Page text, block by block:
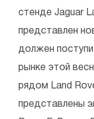
стенде Jaguar
представлен
должен
рынке этой
рядом Land
представлены